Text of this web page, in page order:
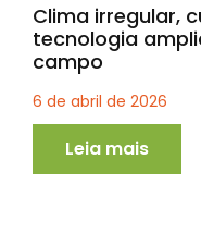
Clima irregular,
tecnologia
campo
6 de abril de 2026
Leia mais